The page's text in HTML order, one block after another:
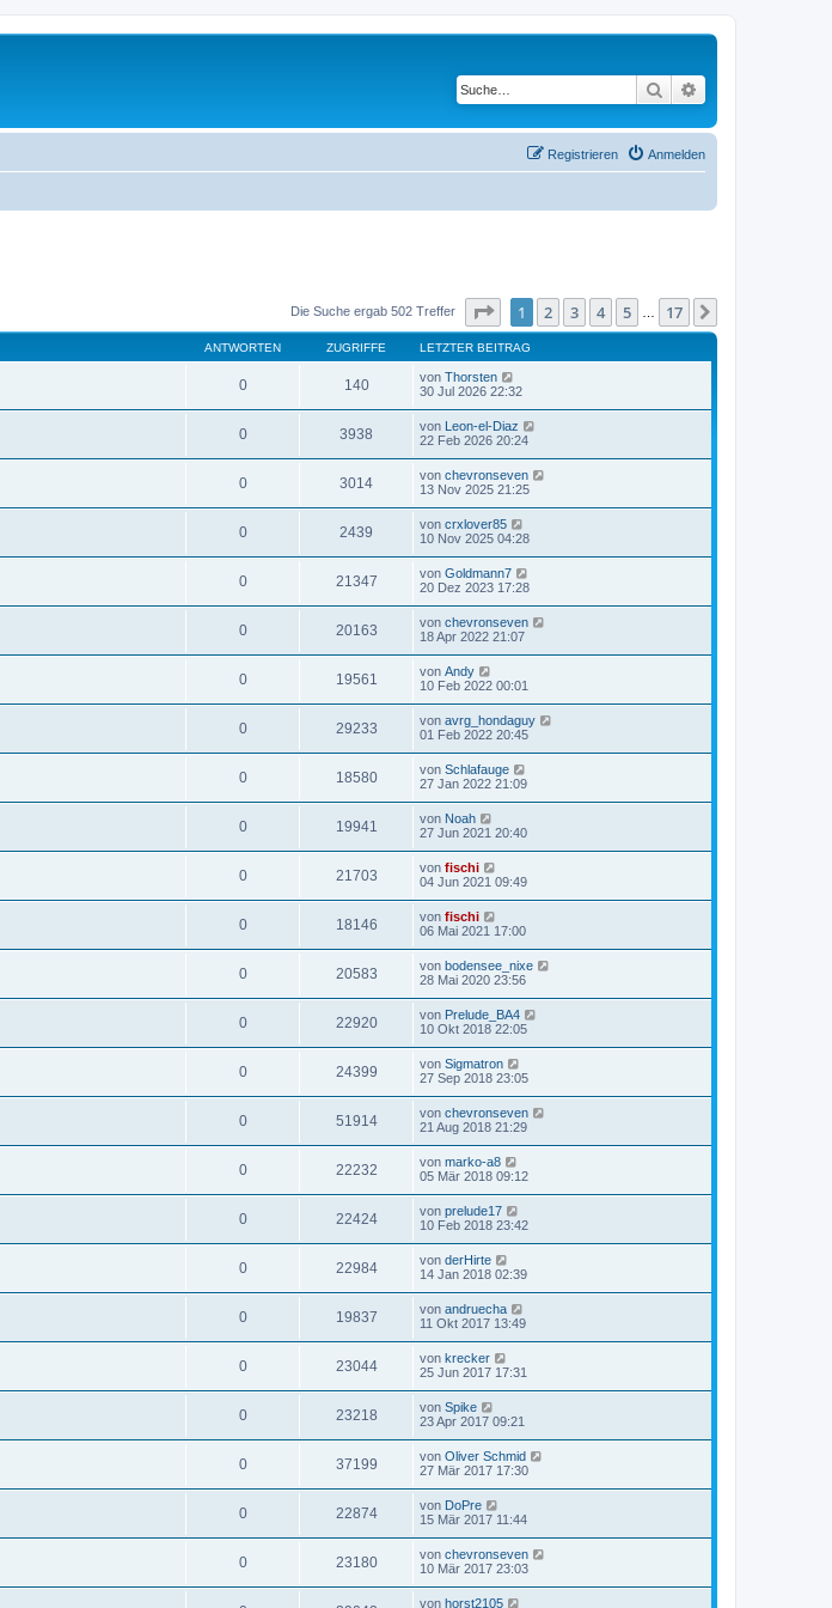
Suche
Anmelden
Registrieren
Die Suche ergab 502 Treffer Seite von17
1 2 3 4 5 17
ANTWORTEN ZUGRIFFE LETZTER BEITRAG
0 140 von Thorsten
30 Jul 2026 22:32
0 3938 von Leon-el-Diaz
22 Feb 2026 20:24
0 3014 von chevronseven
13 Nov 2025 21:25
0 2439 von crxlover85
10 Nov 2025 04:28
0 21347 von Goldmann7
20 Dez 2023 17:28
0 20163 von chevronseven
18 Apr 2022 21:07
0 19561 von Andy
10 Feb 2022 00:01
0 29233 von avrg_hondaguy
01 Feb 2022 20:45
0 18580 von Schlafauge
27 Jan 2022 21:09
0 19941 von Noah
27 Jun 2021 20:40
0 21703 von fischi
04 Jun 2021 09:49
0 18146 von fischi
06 Mai 2021 17:00
0 20583 von bodensee_nixe
28 Mai 2020 23:56
0 22920 von Prelude_BA4
10 Okt 2018 22:05
0 24399 von Sigmatron
27 Sep 2018 23:05
0 51914 von chevronseven
21 Aug 2018 21:29
0 22232 von marko-a8
05 Mär 2018 09:12
0 22424 von prelude17
10 Feb 2018 23:42
0 22984 von derHirte
14 Jan 2018 02:39
0 19837 von andruecha
11 Okt 2017 13:49
0 23044 von krecker
25 Jun 2017 17:31
0 23218 von Spike
23 Apr 2017 09:21
0 37199 von Oliver Schmid
27 Mär 2017 17:30
0 22874 von DoPre
15 Mär 2017 11:44
0 23180 von chevronseven
10 Mär 2017 23:03
von horst2105